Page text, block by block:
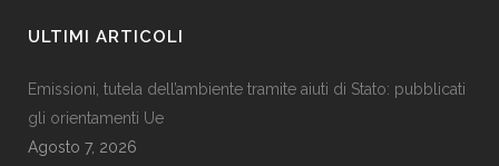
ULTIMI ARTICOLI
Emissioni, tutela dell’ambiente tramite aiuti di Stato: pubblicati
gli orientamenti Ue
Agosto 7, 2026